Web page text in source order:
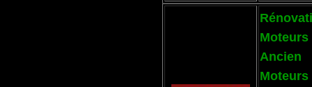
Moteurs
Ancien
Moteurs